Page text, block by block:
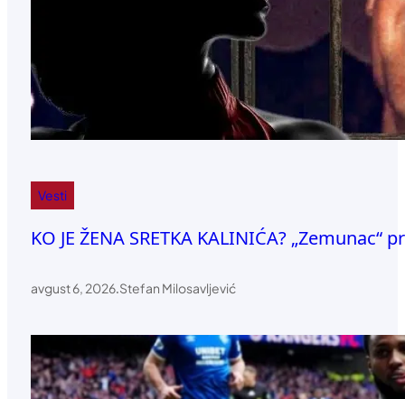
Vesti
KO JE ŽENA SRETKA KALINIĆA?
avgust 6, 2026.Stefan Milosavljević